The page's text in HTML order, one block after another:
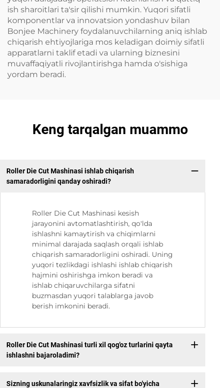
ish sharoitlari ta'sir qilishi mumkin. Yuqori sifatli
komponentlar va innovatsion yondashuv bilan
Bonjee Machinery foydalanuvchilarning aniq ishlab
chiqarish ehtiyojlariga mos keladigan doimiy sifatli
apparatlarni taklif etadi va ularning biznesini
muvaffaqiyatli rivojlantirishga hamda o'sishiga
yordam beradi.
Keng tarqalgan muammo
Roller Die Cut Mashinasi ishlab chiqarish
samaradorligini qanday oshiradi?
Roller Die Cut Mashinasi kesish
jarayonini avtomatlashtirish, qo'lda
ishlashni kamaytirish va chiqimlarni
minimal darajada saqlash orqali ishlab
chiqarish samaradorligini oshiradi. Uning
yuqori tezlikdagi ishlashi ishlab chiqarish
hajmini oshirishga imkon beradi va
ishlab chiqaruvchilarga sifatni
buzmasdan yuqori talablarga javob
berish imkonini beradi.
Roller Die Cut Mashinasi turli xil qog'oz turlarini qayta
ishlashni bajaroladimi?
Sizning uskunalaringiz xavfsizlik va sifat bo'yicha